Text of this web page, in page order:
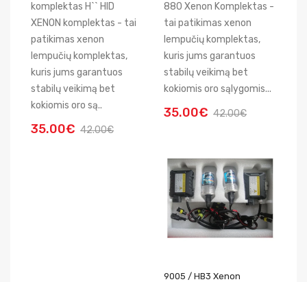
komplektas H`` HID
XENON komplektas - tai
patikimas xenon
lempučių komplektas,
kuris jums garantuos
stabilų veikimą bet
kokiomis oro są..
35.00€ 42.00€
880 Xenon Komplektas -
tai patikimas xenon
lempučių komplektas,
kuris jums garantuos
stabilų veikimą bet
kokiomis oro sąlygomis...
35.00€ 42.00€
9005 / HB3 Xenon